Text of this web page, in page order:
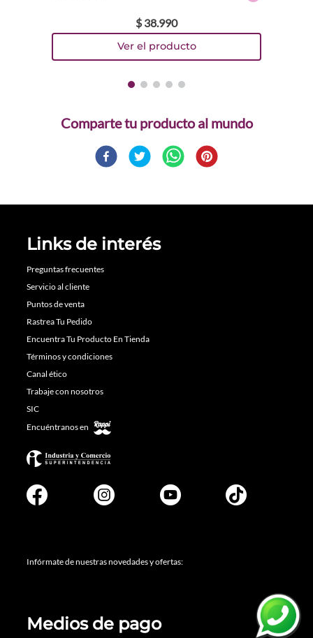
$ 38.990
Comparte
Links de interés
Preguntas frecuentes
Servicio al cliente
Puntos de venta
Rastrea Tu Pedido
Encuentra Tu Producto En Tienda
Términos y condiciones
Canal ético
Trabaje con nosotros
SIC
Encuéntranos en
Infórmate de nuestras novedades y ofertas:
Medios de pago